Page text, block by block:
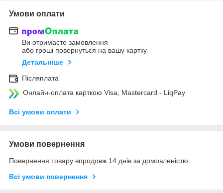
Умови оплати
Ви отримаєте замовлення
або гроші повернуться на вашу картку
Детальніше
Післяплата
Онлайн-оплата карткою Visa, Mastercard - LiqPay
Всі умови оплати
Умови повернення
Повернення товару впродовж 14 днів за домовленістю
Всі умови повернення